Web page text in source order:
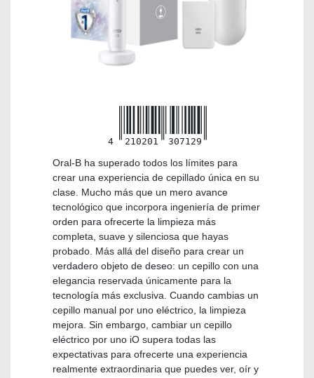
4 210201 307129
Oral-B ha superado todos los límites para
crear una experiencia de cepillado única en su
clase. Mucho más que un mero avance
tecnológico que incorpora ingeniería de primer
orden para ofrecerte la limpieza más
completa, suave y silenciosa que hayas
probado. Más allá del diseño para crear un
verdadero objeto de deseo: un cepillo con una
elegancia reservada únicamente para la
tecnología más exclusiva. Cuando cambias un
cepillo manual por uno eléctrico, la limpieza
mejora. Sin embargo, cambiar un cepillo
eléctrico por uno iO supera todas las
expectativas para ofrecerte una experiencia
realmente extraordinaria que puedes ver, oír y